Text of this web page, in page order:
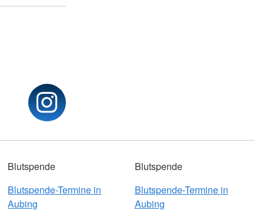
Blutspende
Blutspende-Termine in
Aubing
Blutspende
Blutspende-Termine in
Aubing